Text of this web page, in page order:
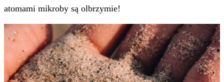
atomami mikroby są olbrzymie!